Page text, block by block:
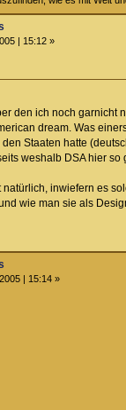
| 15:12 »
den ich noch garnicht
dream. Was
Staaten hatte
weshalb DSA hier so
natürlich, inwiefern es
wie man sie als
| 15:14 »